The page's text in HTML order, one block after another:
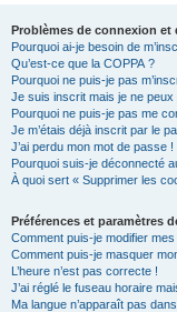
Problèmes de connexion et
Pourquoi ai-je besoin de
Qu’est-ce que la COPPA ?
Pourquoi ne puis-je pas
Je suis inscrit mais je ne
Pourquoi ne puis-je pas me
Je m’étais déjà inscrit par le
J’ai perdu mon mot de passe !
Pourquoi suis-je déconnecté
À quoi sert « Supprimer les
Préférences et paramètres
Comment puis-je modifier
Comment puis-je masquer
L’heure n’est pas correcte !
J’ai réglé le fuseau horaire
Ma langue n’apparaît pas